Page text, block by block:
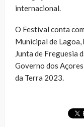
internacional.
O Festival conta
Municipal de Lagoa,
Junta de Freguesia
Governo dos
da Terra 2023.